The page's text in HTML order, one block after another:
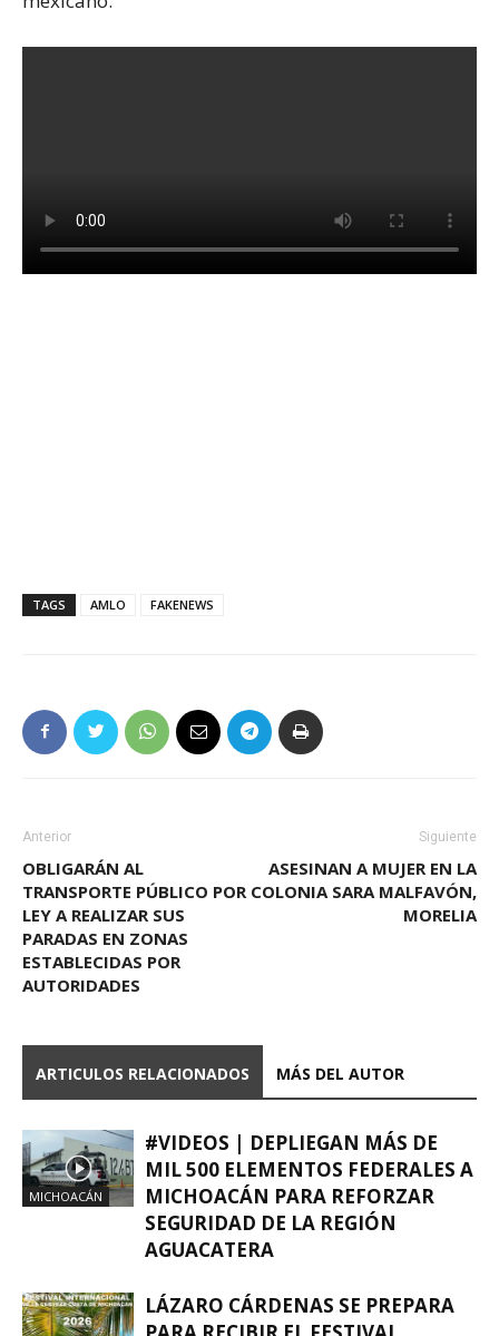
TAGS AMLO FAKENEWS
Anterior
OBLIGARÁN AL
TRANSPORTE PÚBLICO POR
LEY A REALIZAR SUS
PARADAS EN ZONAS
ESTABLECIDAS POR
AUTORIDADES
Siguiente
ASESINAN A MUJER EN LA
COLONIA SARA MALFAVÓN,
MORELIA
ARTICULOS RELACIONADOS MÁS DEL AUTOR
MICHOACÁN
#VIDEOS | DEPLIEGAN MÁS DE
MIL 500 ELEMENTOS FEDERALES A
MICHOACÁN PARA REFORZAR
SEGURIDAD DE LA REGIÓN
AGUACATERA
LÁZARO CÁRDENAS SE PREPARA